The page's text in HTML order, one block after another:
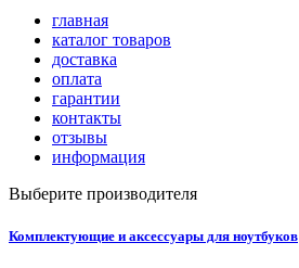
главная
каталог товаров
доставка
оплата
гарантии
контакты
отзывы
информация
Выберите производителя
Комплектующие и аксессуары для ноутбуков